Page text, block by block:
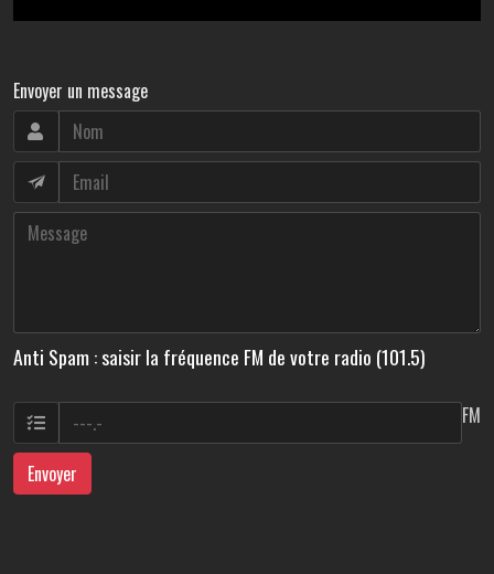
Envoyer un message
Anti Spam : saisir la fréquence FM de votre radio (101.5)
FM
Envoyer